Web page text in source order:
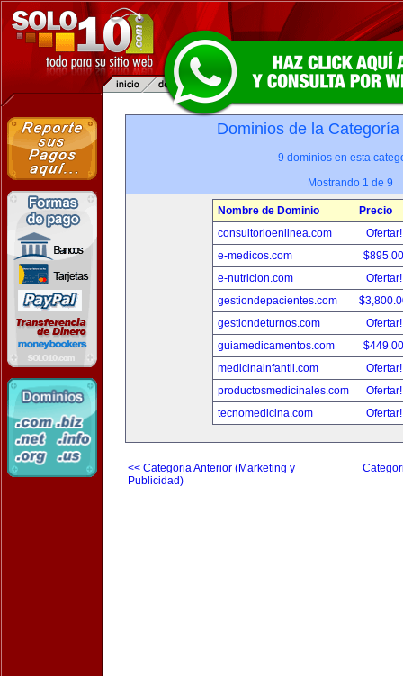
Dominios de la
9 dominios en esta
Mostrando 1 de 9
Nombre de Dominio
Precio
consultorioenlinea.com
e-medicos.com
e-nutricion.com
gestiondepacientes.com
gestiondeturnos.com
guiamedicamentos.com
medicinainfantil.com
productosmedicinales.com
tecnomedicina.com
<< Categoria Anterior (Marketing y
Publicidad)